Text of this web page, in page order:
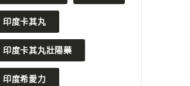
印度卡其丸
印度卡其丸壯陽藥
印度希愛力